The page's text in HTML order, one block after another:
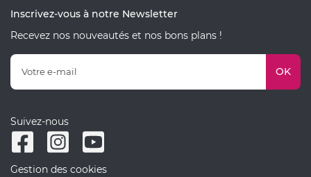
Inscrivez-vous à notre Newsletter
Recevez nos nouveautés et nos bons plans !
OK
Suivez-nous
Gestion des cookies